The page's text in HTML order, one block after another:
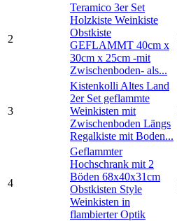
2
Teramico 3er Set
Holzkiste Weinkiste
Obstkiste
GEFLAMMT 40cm x
30cm x 25cm -mit
Zwischenboden- als...
3
Kistenkolli Altes Land
2er Set geflammte
Weinkisten mit
Zwischenboden Längs
Regalkiste mit Boden...
4
Geflammter
Hochschrank mit 2
Böden 68x40x31cm
Obstkisten Style
Weinkisten in
flambierter Optik